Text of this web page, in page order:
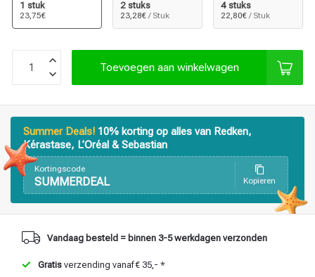
Haarstyling Haarkleuring
1 stuk
23,75€
2 stuks
23,28€ / Stuk
4 stuks
22,80€ / Stuk
Toevoegen aan winkelwagen
Summer Deals! 10% korting op alles van Redken,
Kérastase, L’Oréal & Sebastian
Kortingscode
SUMMERDEAL Kopieren
Vandaag besteld = binnen 3-5 werkdagen verzonden
Gratis verzending vanaf € 35,- *